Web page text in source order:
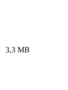
3,3 MB